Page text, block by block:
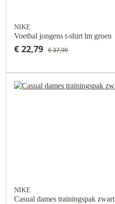
NIKE
Voetbal jongens t-shirt lm groen
€ 22,79 € 37,99
NIKE
Casual dames trainingspak zwart